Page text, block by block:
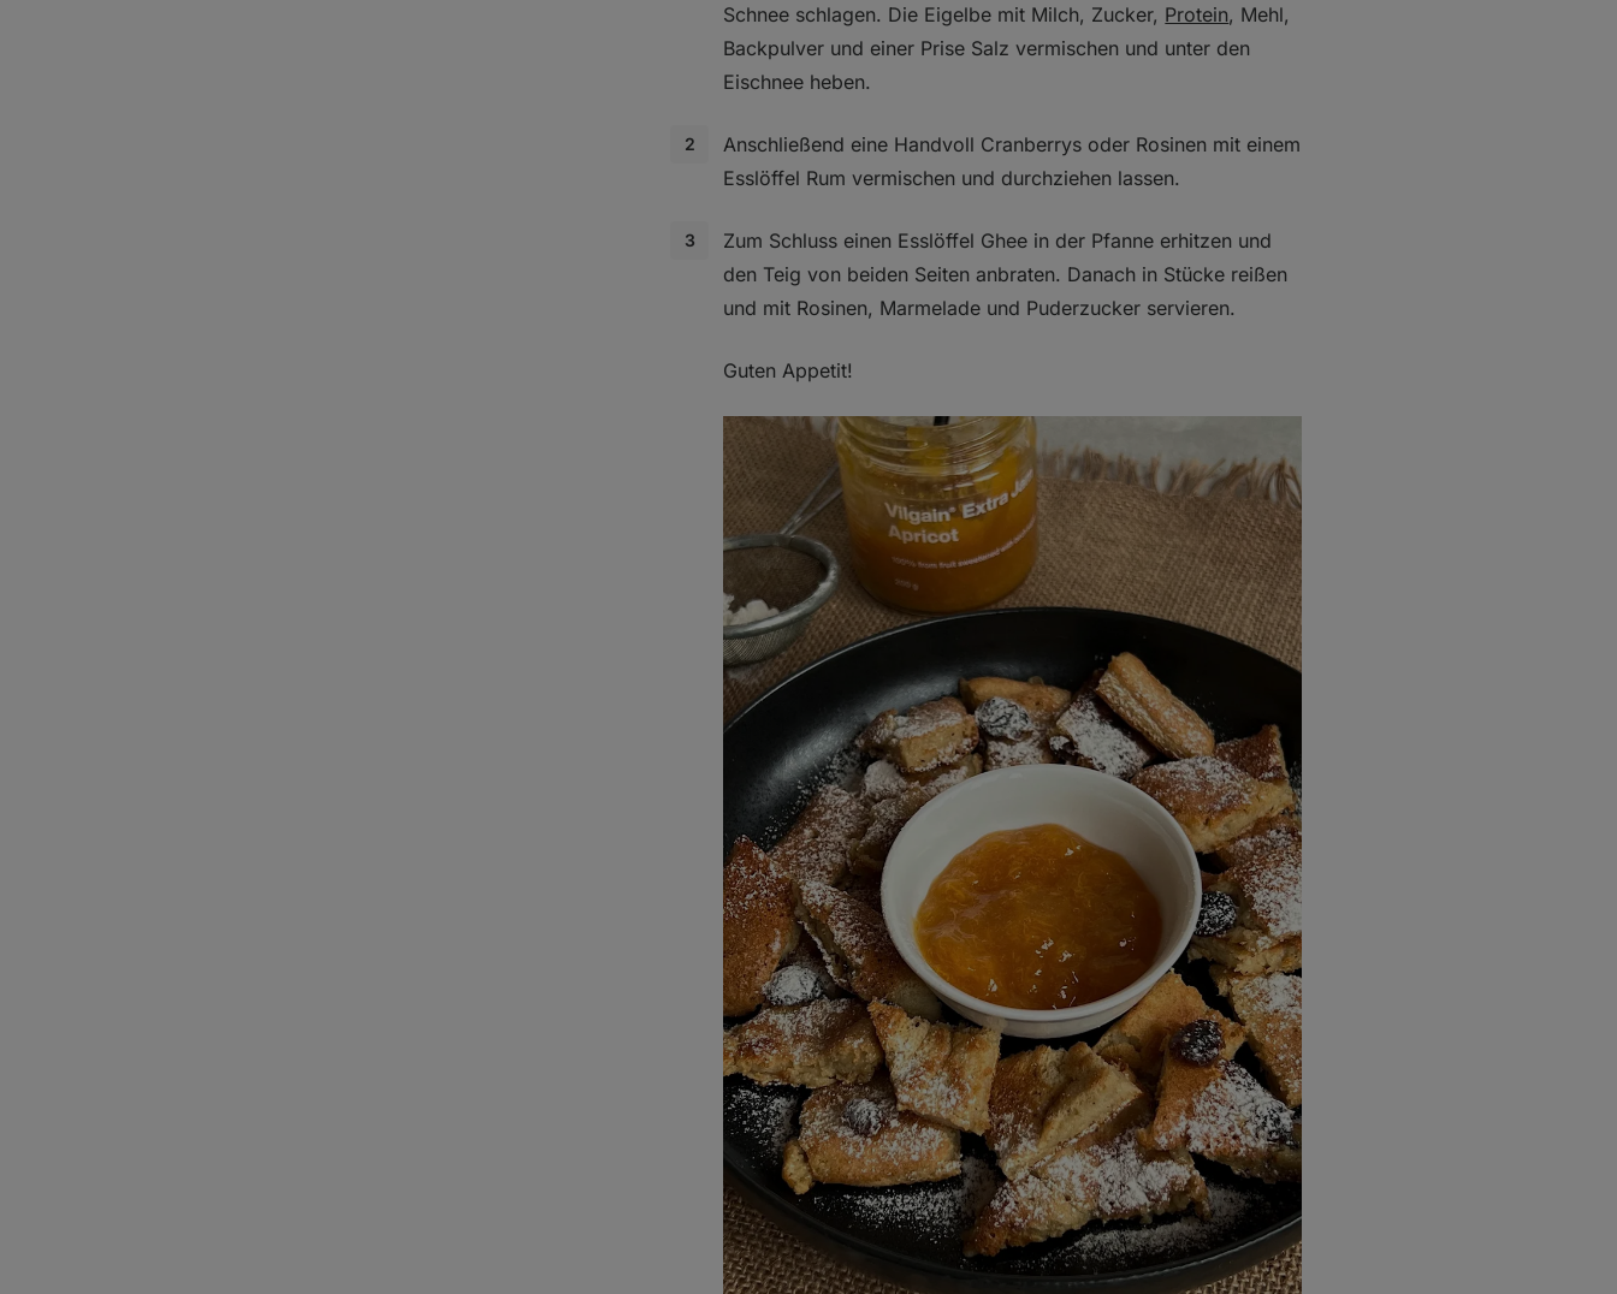
Schnee schlagen. Die Eigelbe mit Milch, Zucker, Protein, Mehl,
Backpulver und einer Prise Salz vermischen und unter den
Eischnee heben.
Anschließend eine Handvoll Cranberrys oder Rosinen mit einem
Esslöffel Rum vermischen und durchziehen lassen.
Zum Schluss einen Esslöffel Ghee in der Pfanne erhitzen und
den Teig von beiden Seiten anbraten. Danach in Stücke reißen
und mit Rosinen, Marmelade und Puderzucker servieren.
Guten Appetit!